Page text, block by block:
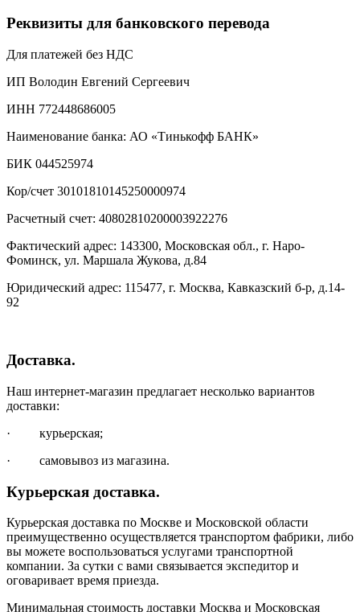
Реквизиты для банковского перевода
Для платежей без НДС
ИП Володин Евгений Сергеевич
ИНН 772448686005
Наименование банка: АО «Тинькофф БАНК»
БИК 044525974
Кор/счет 30101810145250000974
Расчетный счет: 40802810200003922276
Фактический адрес: 143300, Московская обл., г. Наро-
Фоминск, ул. Маршала Жукова, д.84
Юридический адрес: 115477, г. Москва, Кавказский б-р, д.14-
92
Доставка.
Наш интернет-магазин предлагает несколько вариантов
доставки:
· курьерская;
· самовывоз из магазина.
Курьерская доставка.
Курьерская доставка по Москве и Московской области
преимущественно осуществляется транспортом фабрики, либо
вы можете воспользоваться услугами транспортной
компании. За сутки с вами связывается экспедитор и
оговаривает время приезда.
Минимальная стоимость доставки Москва и Московская